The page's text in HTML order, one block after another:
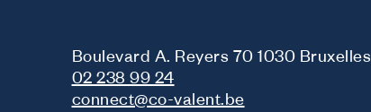
Boulevard A. Reyers 70 1030 Bruxelles
02 238 99 24
connect@co-valent.be